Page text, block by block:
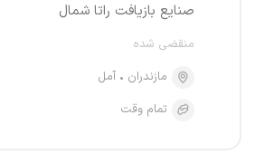
صنایع بازیافت راتا شمال
منقضی شده
مازندران
آمل
تمام وقت